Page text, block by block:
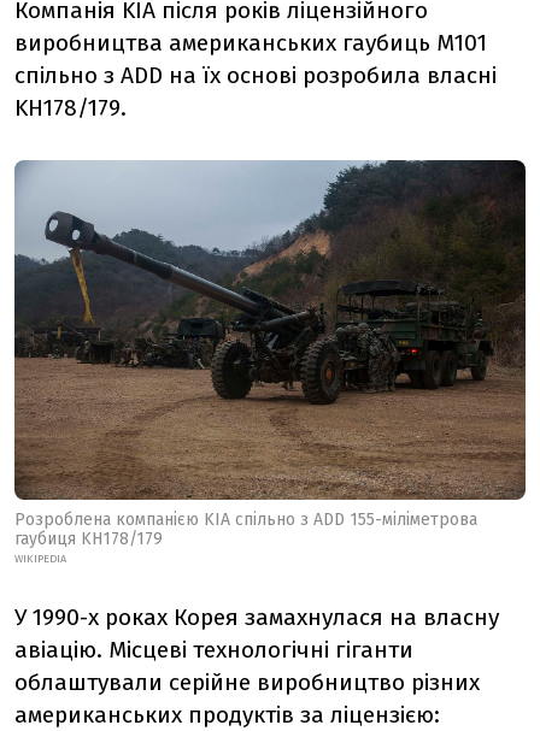
Компанія KIA після років ліцензійного
виробництва американських гаубиць М101
спільно з ADD на їх основі розробила власні
KH178/179.
Розроблена компанією KIA спільно з ADD 155-міліметрова
гаубиця KH178/179
WIKIPEDIA
У 1990-х роках Корея замахнулася на власну
авіацію. Місцеві технологічні гіганти
облаштували серійне виробництво різних
американських продуктів за ліцензією: